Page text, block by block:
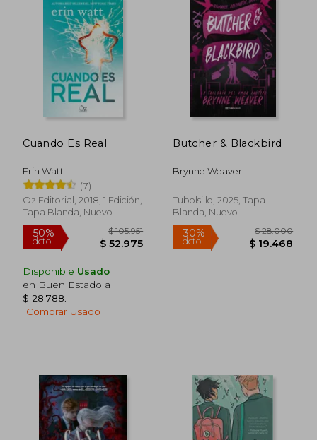
10%
dcto. $ 47.610
Rápido
40%
dcto.
Cuando Es Real
Erin Watt
(7)
Oz Editorial, 2018, 1 Edición,
Tapa Blanda, Nuevo
Disponible Usado
en Buen Estado a
$ 28.788
Comprar Usado
Butcher & Blackbird
Brynne Weaver
Tubolsillo, 2025, Tapa
Blanda, Nuevo